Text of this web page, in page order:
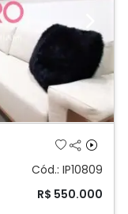
Next
Cód.: IP10809
R$ 550.000